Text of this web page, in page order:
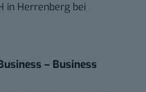
in Herrenberg bei
– Business